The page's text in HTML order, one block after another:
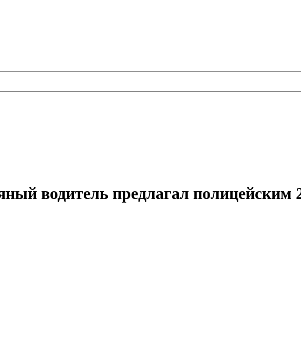
водитель предлагал полицейским